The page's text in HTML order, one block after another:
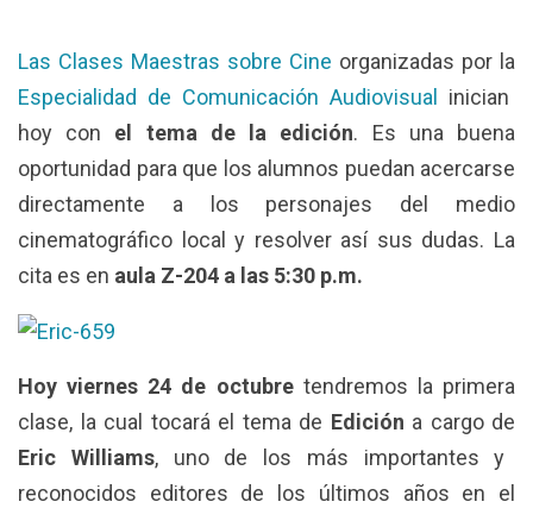
Las Clases Maestras sobre Cine organizadas por la
Especialidad de Comunicación Audiovisual
inician
hoy con el tema de la edición. Es una buena
oportunidad para que los alumnos puedan acercarse
directamente a los personajes del medio
cinematográfico local y resolver así sus dudas. La
cita es en aula Z-204 a las 5:30 p.m.
Hoy viernes 24 de octubretendremos la primera
clase, la cual tocará el tema de Edición a cargo de
Eric Williams, uno de los más importantes y
reconocidos editores de los últimos años en el